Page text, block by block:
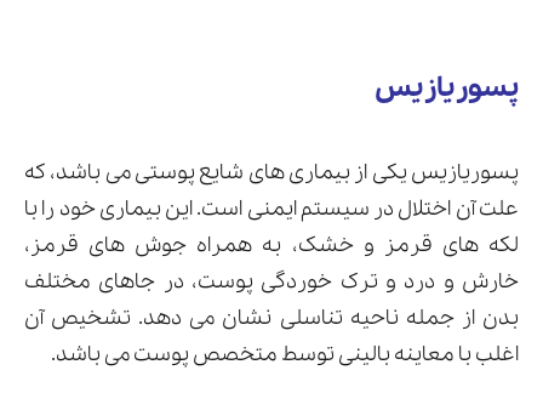
پسوریازیس
پسوریازیس یکی از بیماری های شایع پوستی می باشد، که
علت آن اختلال در سیستم ایمنی است. این بیماری خود را با
لکه های قرمز و خشک، به همراه جوش های قرمز،
خارش و درد و ترک خوردگی پوست، در جاهای مختلف
بدن از جمله ناحیه تناسلی نشان می دهد. تشخیص آن
اغلب با معاینه بالینی توسط متخصص پوست می باشد.